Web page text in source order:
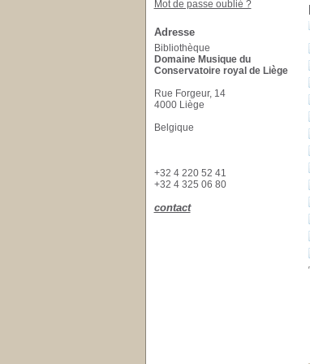
Mot de passe oublié ?
Adresse
Bibliothèque
Domaine Musique du
Conservatoire royal de Liège
Rue Forgeur, 14
4000 Liège
Belgique
+32 4 220 52 41
+32 4 325 06 80
contact